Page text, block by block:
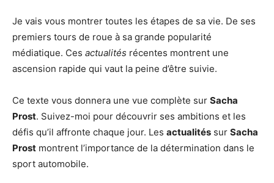
Je vais vous montrer toutes les étapes de sa vie. De ses
premiers tours de roue à sa grande popularité
médiatique. Ces actualités récentes montrent une
ascension rapide qui vaut la peine d’être suivie.
Ce texte vous donnera une vue complète sur Sacha
Prost. Suivez-moi pour découvrir ses ambitions et les
défis qu’il affronte chaque jour. Les actualités sur Sacha
Prost montrent l’importance de la détermination dans le
sport automobile.